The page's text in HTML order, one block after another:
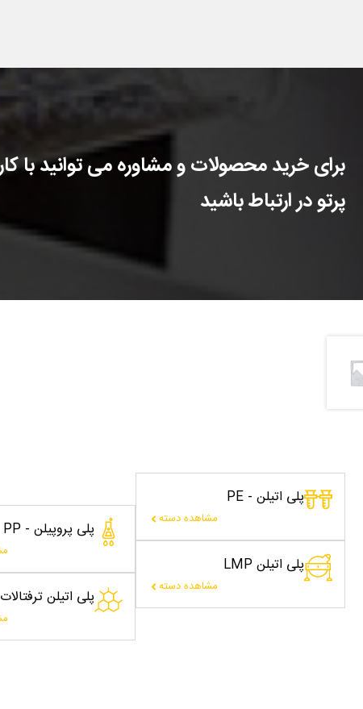
برای خرید محصولات و مشاوره می توانید با
پرتو در ارتباط باشید
پلی اتیلن - PE
مشاهده دسته
پلی اتیلن LMP
مشاهده دسته
پلی پروپیلن - PP
پلی اتیلن